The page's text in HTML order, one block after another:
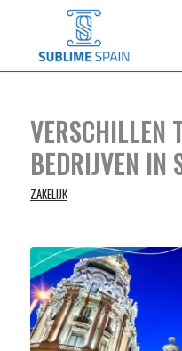
VERSCHILLEN
BEDRIJVEN IN
ZAKELIJK